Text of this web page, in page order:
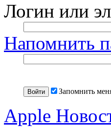
Логин или
Напомнить
Запомнить
Apple